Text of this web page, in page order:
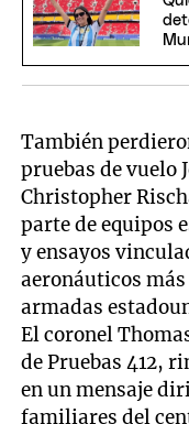
También
pruebas de vuelo
Christopher
parte de equipos
y ensayos
aeronáuticos
armadas
El coronel
de Pruebas 412,
en un mensaje
familiares del